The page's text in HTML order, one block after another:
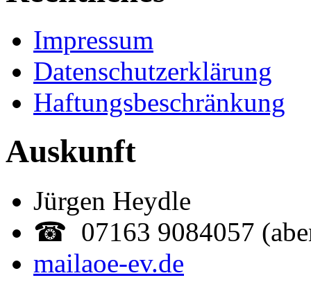
Impressum
Datenschutzerklärung
Haftungsbeschränkung
Auskunft
Jürgen Heydle
☎ 07163 9084057
mailaoe-ev.de